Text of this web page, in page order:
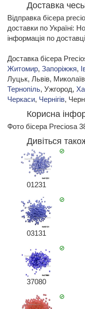
Доставка
Відправка бісера
доставки по Україні:
інформація по
Доставка бісера
Житомир, Запоріжжя,
Луцьк, Львів,
Тернопіль, Ужгород,
Черкаси, Чернігів,
Корисна
Фото бісера Preciosa
Дивіться
01231
03131
37080